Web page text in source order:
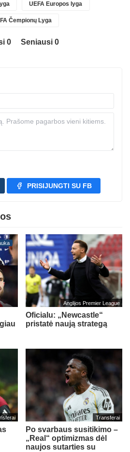
UEFA Europos lyga
Čempionų Lyga
0
Seniausi 0
PRISIJUNGTI SU FB
Anglijos Premier League
Oficialu: „Newcastle“
pristatė naują strategą
Transferai
Po svarbaus susitikimo –
„Real“ optimizmas dėl
naujos sutarties su